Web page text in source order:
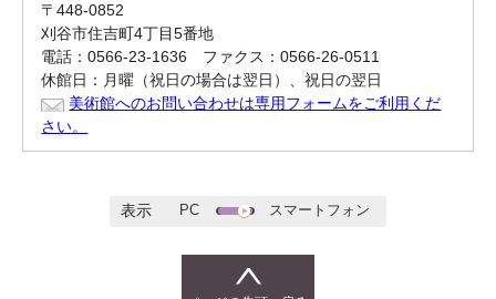
〒448-0852
刈谷市住吉町4丁目5番地
電話：0566-23-1636 ファクス：0566-26-0511
休館日：月曜（祝日の場合は翌日）、祝日の翌日
美術館へのお問い合わせは専用フォームをご利用くだ
さい。
表示 PC スマートフォン